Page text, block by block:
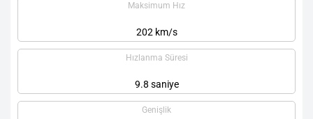
Maksimum Hız
202 km/s
Hızlanma Süresi
9.8 saniye
Genişlik